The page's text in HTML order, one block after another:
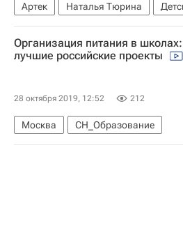
Артек Наталья Тюрина
Социальный навигатор
Организация питания в школах:
лучшие российские проекты
28 октября 2019, 12:52 212
Москва
СН_Образование
Социальный навигатор
Россия